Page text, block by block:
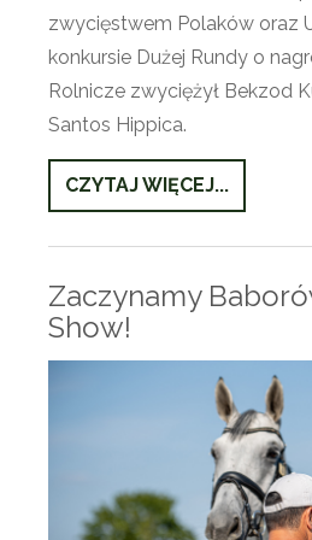
zwycięstwem Polaków oraz
konkursie Dużej Rundy o
Rolnicze zwyciężył Bekzod
Santos Hippica.
CZYTAJ WIĘCEJ...
Zaczynamy
Show!